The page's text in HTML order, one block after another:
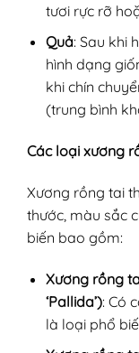
tươi rực rỡ
Quả: Sau khi
hình dạng
khi chín
(trung bình
Các loại xương
Xương rồng tai
thước, màu sắc
biến bao gồm:
Xương rồng
‘Pallida’): Có
là loại phổ